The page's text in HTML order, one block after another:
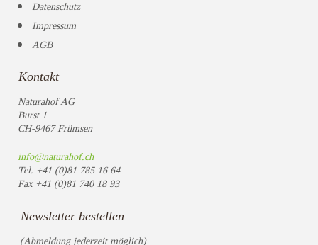
Datenschutz
Impressum
AGB
Kontakt
Naturahof AG
Burst 1
CH-9467 Frümsen
info@naturahof.ch
Tel. +41 (0)81 785 16 64
Fax +41 (0)81 740 18 93
Newsletter bestellen
(Abmeldung jederzeit möglich)